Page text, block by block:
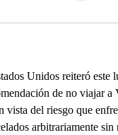
Unidos reiteró este
de no viajar a
vista del riesgo que
arbitrariamente sin